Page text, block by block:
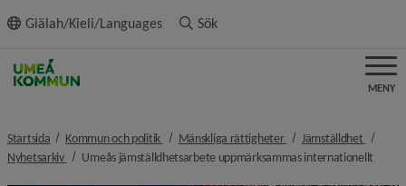
innehållet
Giälah/Kieli/Languages Sök
MENY
Startsida Kommun och politik nivå i brödsmulenavigeringen
Mänskliga rättigheter nivå i
Jämställdhet nivå i
Nyhetsarkiv nivå i brödsmulenavigeringen
Umeås jämställdhetsarbete uppmärksammas internationelltnivå i